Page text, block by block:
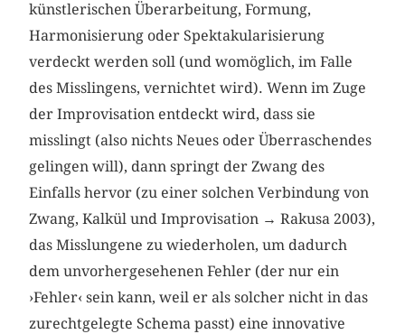
künstlerischen Überarbeitung, Formung,
Harmonisierung oder Spektakularisierung
verdeckt werden soll (und womöglich, im Falle
des Misslingens, vernichtet wird). Wenn im Zuge
der Improvisation entdeckt wird, dass sie
misslingt (also nichts Neues oder Überraschendes
gelingen will), dann springt der Zwang des
Einfalls hervor (zu einer solchen Verbindung von
Zwang, Kalkül und Improvisation → Rakusa 2003),
das Misslungene zu wiederholen, um dadurch
dem unvorhergesehenen Fehler (der nur ein
›Fehler‹ sein kann, weil er als solcher nicht in das
zurechtgelegte Schema passt) eine innovative